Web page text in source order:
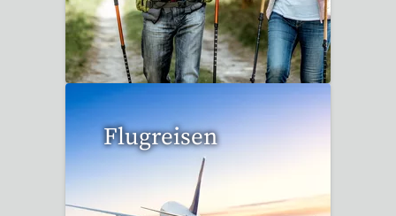
1 Reise gefunden
Flugreisen